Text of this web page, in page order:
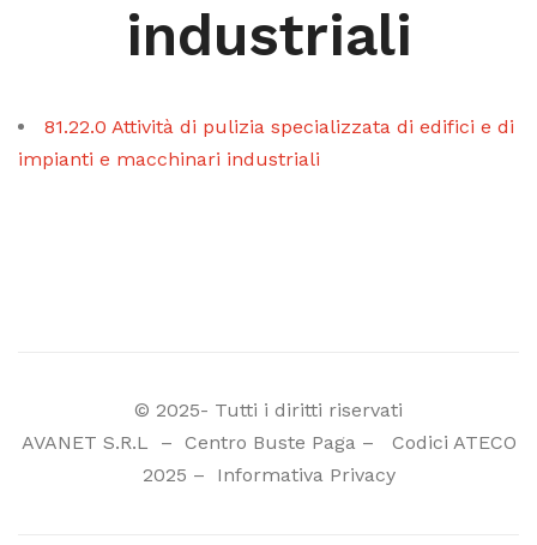
industriali
81.22.0 Attività di pulizia specializzata di edifici e di
impianti e macchinari industriali
© 2025- Tutti i diritti riservati
AVANET S.R.L
– Centro Buste Paga– Codici ATECO
2025 – Informativa Privacy